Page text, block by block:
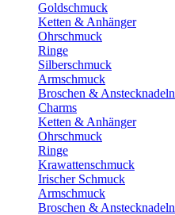
Goldschmuck
Ketten & Anhänger
Ohrschmuck
Ringe
Silberschmuck
Armschmuck
Broschen & Anstecknadeln
Charms
Ketten & Anhänger
Ohrschmuck
Ringe
Krawattenschmuck
Irischer Schmuck
Armschmuck
Broschen & Anstecknadeln